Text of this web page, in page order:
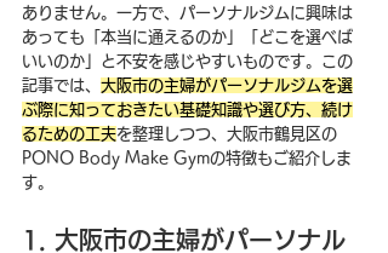
ありません。一方で、パーソナルジムに興味は
あっても「本当に通えるのか」「どこを選べば
いいのか」と不安を感じやすいものです。この
記事では、 大阪市の主婦がパーソナルジムを選
ぶ際に知っておきたい基礎知識や選び方、続け
るための工夫を整理しつつ、大阪市鶴見区の
PONO Body Make Gymの特徴もご紹介しま
す。
1. 大阪市の主婦がパーソナル